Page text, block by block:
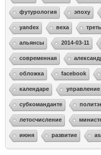
футурология эпоху
yandex веха
альянсы 2014-03-11
современная
обложка facebook
календаре управление
субкоманданте
летосчисление
июня развитие